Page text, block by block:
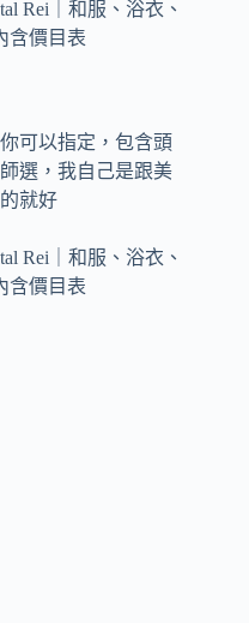
可以指定，包含頭
選，我自己是跟美
就好